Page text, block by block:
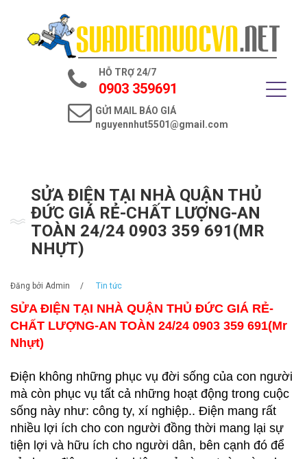
Trang chủ
Dịch vụ điện nước
HỖ TRỢ 24/7
0903 359691
GỬI MAIL BÁO GIÁ
nguyennhut5501@gmail.com
SỬA ĐIỆN TẠI NHÀ QUẬN THỦ
ĐỨC GIÁ RẺ-CHẤT LƯỢNG-AN
TOÀN 24/24 0903 359 691(MR
NHỰT)
Đăng bởi Admin / Tin tức
SỬA ĐIỆN TẠI NHÀ QUẬN THỦ ĐỨC GIÁ RẺ-
CHẤT LƯỢNG-AN TOÀN 24/24 0903 359 691(Mr
Nhựt)
Điện không những phục vụ đời sống của con người
mà còn phục vụ tất cả những hoạt động trong cuộc
sống này như: công ty, xí nghiệp.. Điện mang rất
nhiều lợi ích cho con người đồng thời mang lại sự
tiện lợi và hữu ích cho người dân, bên cạnh đó để